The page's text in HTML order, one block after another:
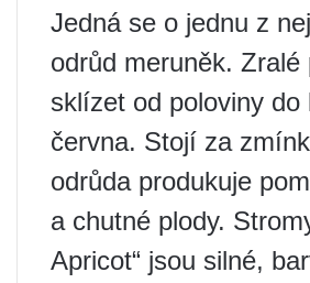
Jedná se o jednu z
odrůd meruněk. Zralé
sklízet od poloviny do
června. Stojí za
odrůda produkuje
a chutné plody.
Apricot“ jsou silné,